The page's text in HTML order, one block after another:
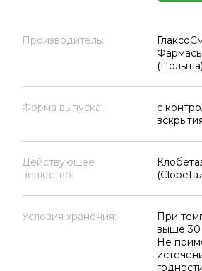
Производитель:
(Польша)
Форма выпуска:
с
Действующее
вещество:
Условия хранения:
При
выше 30
Не